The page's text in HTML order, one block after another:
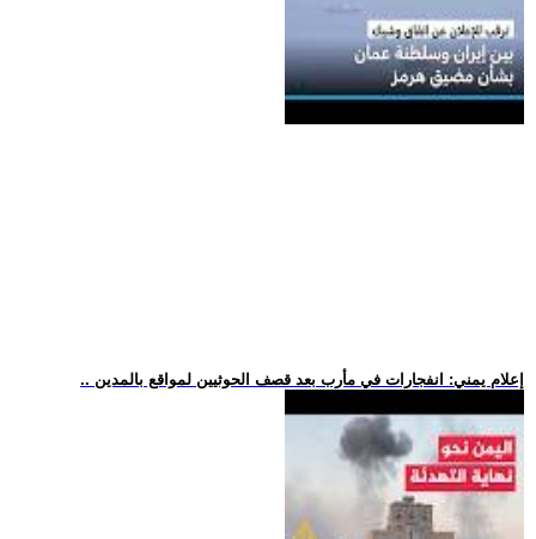
.. إعلام يمني: انفجارات في مأرب بعد قصف الحوثيين لمواقع بالمدين